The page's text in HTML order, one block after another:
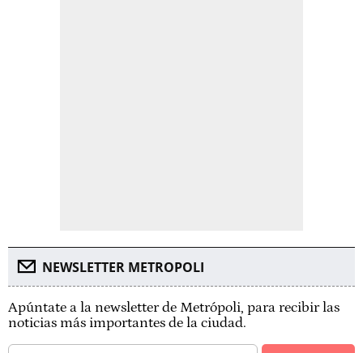
NEWSLETTER METROPOLI
Apúntate a la newsletter de Metrópoli, para recibir las
noticias más importantes de la ciudad.